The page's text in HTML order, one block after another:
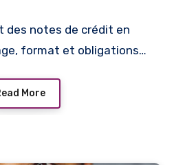
des notes de crédit en
format et obligations…
More